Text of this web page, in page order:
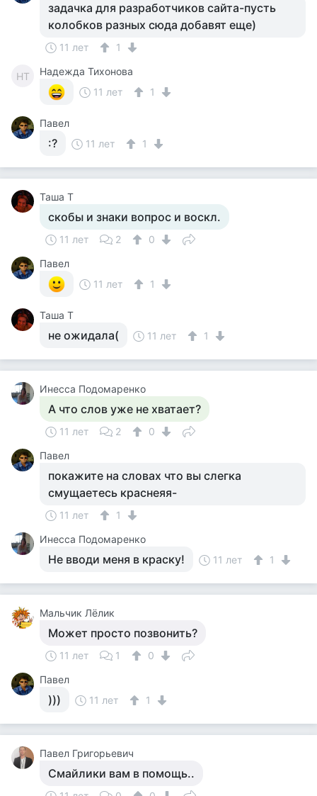
задачка для разработчиков сайта-пусть
колобков разных сюда добавят еще)
11 лет 1
НТ
Надежда Тихонова
11 лет
1
Павел
:? 11 лет 1
Таша Т
скобы и знаки вопрос и воскл.
11 лет 2
0
Павел
11 лет
1
Таша Т
не ожидала( 11 лет 1
Инесса Подомаренко
А что слов уже не хватает?
11 лет 2
0
Павел
покажите на словах что вы слегка
смущаетесь краснеяя-
11 лет
1
Инесса Подомаренко
Не вводи меня в краску! 11 лет 1
Мальчик Лёлик
Может просто позвонить?
11 лет 1
0
Павел
))) 11 лет 1
Павел Григорьевич
Смайлики вам в помощь..